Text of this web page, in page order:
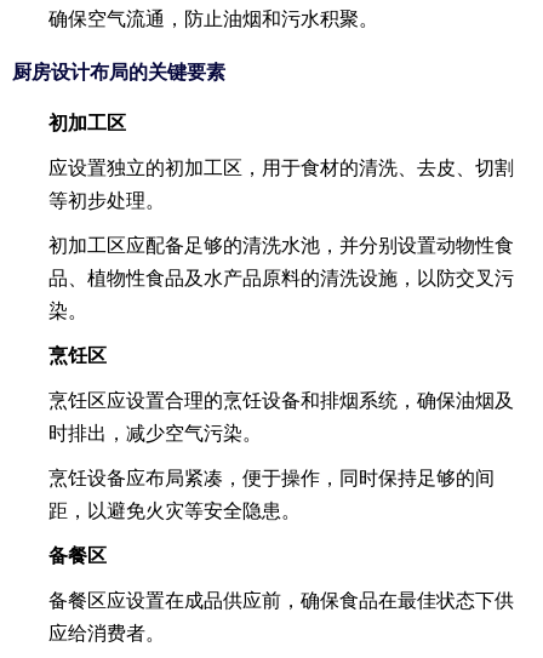
确保空气流通，防止油烟和污水积聚。
厨房设计布局的关键要素
初加工区
应设置独立的初加工区，用于食材的清洗、去皮、切割
等初步处理。
初加工区应配备足够的清洗水池，并分别设置动物性食
品、植物性食品及水产品原料的清洗设施，以防交叉污
染。
烹饪区
烹饪区应设置合理的烹饪设备和排烟系统，确保油烟及
时排出，减少空气污染。
烹饪设备应布局紧凑，便于操作，同时保持足够的间
距，以避免火灾等安全隐患。
备餐区
备餐区应设置在成品供应前，确保食品在最佳状态下供
应给消费者。